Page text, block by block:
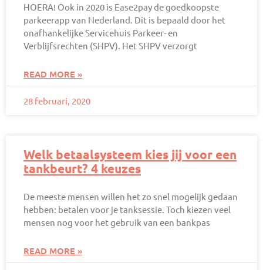
HOERA! Ook in 2020 is Ease2pay de goedkoopste
parkeerapp van Nederland. Dit is bepaald door het
onafhankelijke Servicehuis Parkeer- en
Verblijfsrechten (SHPV). Het SHPV verzorgt
READ MORE »
28 februari, 2020
Welk betaalsysteem kies jij voor een
tankbeurt? 4 keuzes
De meeste mensen willen het zo snel mogelijk gedaan
hebben: betalen voor je tanksessie. Toch kiezen veel
mensen nog voor het gebruik van een bankpas
READ MORE »